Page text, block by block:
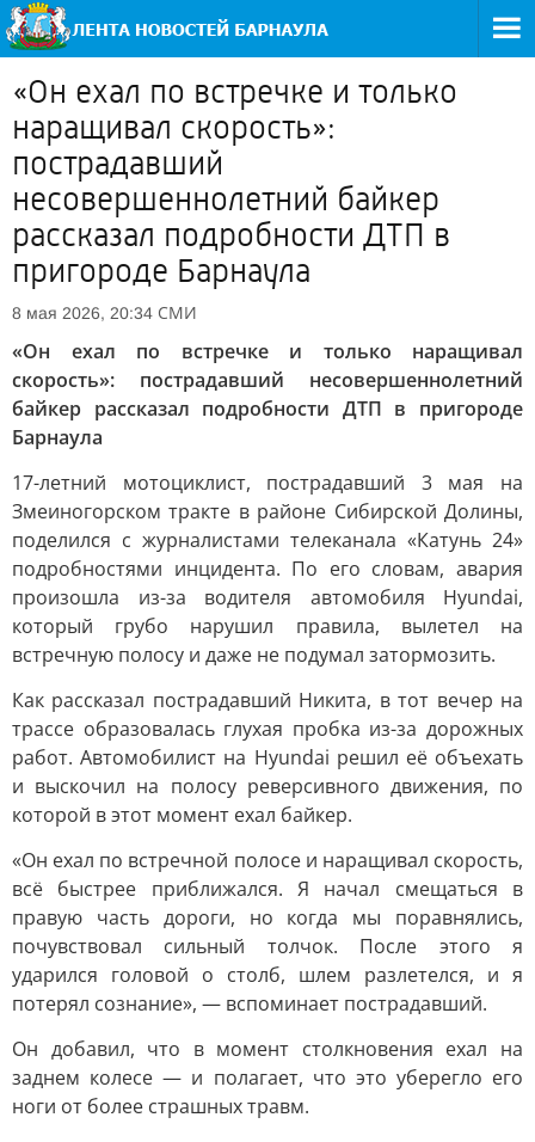
«Он ехал по встречке и только
наращивал скорость»:
пострадавший
несовершеннолетний байкер
рассказал подробности ДТП в
пригороде Барнаула
8 мая 2026, 20:34 СМИ
«Он ехал по встречке и только наращивал
скорость»: пострадавший несовершеннолетний
байкер рассказал подробности ДТП в пригороде
Барнаула
17-летний мотоциклист, пострадавший 3 мая на
Змеиногорском тракте в районе Сибирской Долины,
поделился с журналистами телеканала «Катунь 24»
подробностями инцидента. По его словам, авария
произошла из-за водителя автомобиля Hyundai,
который грубо нарушил правила, вылетел на
встречную полосу и даже не подумал затормозить.
Как рассказал пострадавший Никита, в тот вечер на
трассе образовалась глухая пробка из-за дорожных
работ. Автомобилист на Hyundai решил её объехать
и выскочил на полосу реверсивного движения, по
которой в этот момент ехал байкер.
«Он ехал по встречной полосе и наращивал скорость,
всё быстрее приближался. Я начал смещаться в
правую часть дороги, но когда мы поравнялись,
почувствовал сильный толчок. После этого я
ударился головой о столб, шлем разлетелся, и я
потерял сознание», — вспоминает пострадавший.
Он добавил, что в момент столкновения ехал на
заднем колесе — и полагает, что это уберегло его
ноги от более страшных травм.